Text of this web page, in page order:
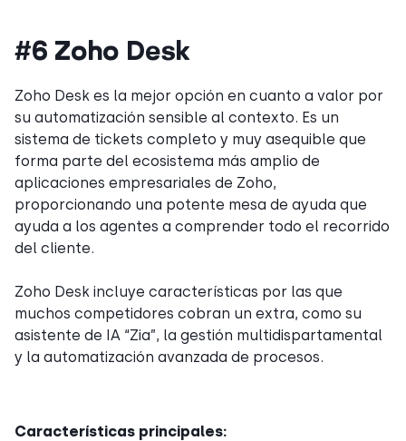
#6 Zoho Desk
Zoho Desk es la mejor opción en cuanto a valor por
su automatización sensible al contexto. Es un
sistema de tickets completo y muy asequible que
forma parte del ecosistema más amplio de
aplicaciones empresariales de Zoho,
proporcionando una potente mesa de ayuda que
ayuda a los agentes a comprender todo el recorrido
del cliente.
Zoho Desk incluye características por las que
muchos competidores cobran un extra, como su
asistente de IA “Zia”, la gestión multidispartamental
y la automatización avanzada de procesos.
Características principales: